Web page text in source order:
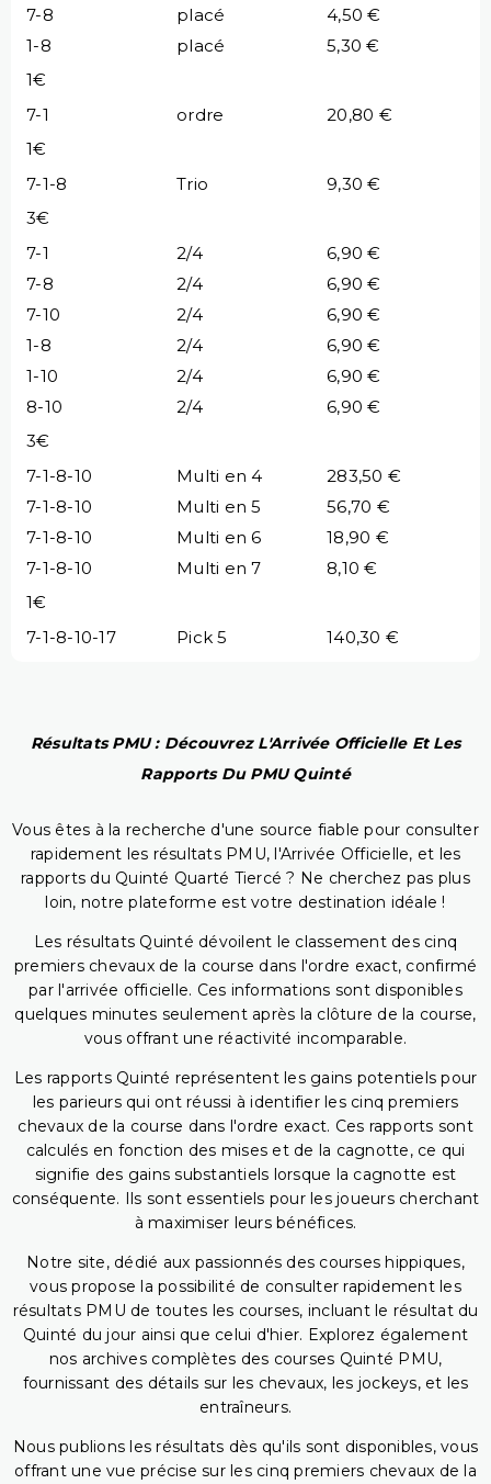
7-8 placé
4,50 €
1-8
placé
5,30 €
1€
7-1
ordre
20,80 €
1€
7-1-8
Trio
9,30 €
3€
7-1
2/4
6,90 €
7-8
2/4
6,90 €
7-10
2/4
6,90 €
1-8
2/4
6,90 €
1-10
2/4
6,90 €
8-10
2/4
6,90 €
3€
7-1-8-10
Multi en 4
283,50 €
7-1-8-10
Multi en 5
56,70 €
7-1-8-10
Multi en 6
18,90 €
7-1-8-10
Multi en 7
8,10 €
1€
7-1-8-10-17
Pick 5 140,30 €
Résultats PMU : Découvrez L'Arrivée Officielle Et Les
Rapports Du PMU Quinté
Vous êtes à la recherche d'une source fiable pour consulter
rapidement les résultats PMU, l'Arrivée Officielle, et les
rapports du Quinté Quarté Tiercé ? Ne cherchez pas plus
loin, notre plateforme est votre destination idéale !
Les résultats Quinté dévoilent le classement des cinq
premiers chevaux de la course dans l'ordre exact, confirmé
par l'arrivée officielle. Ces informations sont disponibles
quelques minutes seulement après la clôture de la course,
vous offrant une réactivité incomparable.
Les rapports Quinté représentent les gains potentiels pour
les parieurs qui ont réussi à identifier les cinq premiers
chevaux de la course dans l'ordre exact. Ces rapports sont
calculés en fonction des mises et de la cagnotte, ce qui
signifie des gains substantiels lorsque la cagnotte est
conséquente. Ils sont essentiels pour les joueurs cherchant
à maximiser leurs bénéfices.
Notre site, dédié aux passionnés des courses hippiques,
vous propose la possibilité de consulter rapidement les
résultats PMU de toutes les courses, incluant le résultat du
Quinté du jour ainsi que celui d'hier. Explorez également
nos archives complètes des courses Quinté PMU,
fournissant des détails sur les chevaux, les jockeys, et les
entraîneurs.
Nous publions les résultats dès qu'ils sont disponibles, vous
offrant une vue précise sur les cinq premiers chevaux de la